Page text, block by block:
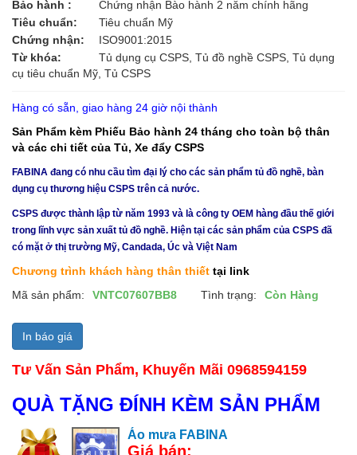
Bảo hành :
Chứng nhận Bào hành 2 năm chính hãng
Tiêu chuẩn:
Tiêu chuẩn Mỹ
Chứng nhận:
ISO9001:2015
Từ khóa:
Tủ dụng cụ CSPS, Tủ đồ nghề CSPS, Tủ dụng
cụ tiêu chuẩn Mỹ, Tủ CSPS
Hàng có sẵn, giao hàng 24 giờ nội thành
Sản Phẩm kèm Phiếu Bảo hành 24 tháng cho toàn bộ thân
và các chi tiết của Tủ, Xe đẩy CSPS
FABINA đang có nhu cầu tìm đại lý cho các sản phẩm tủ đồ nghề, bàn
dụng cụ thương hiệu CSPS trên cả nước.
CSPS được thành lập từ năm 1993 và là công ty OEM hàng đầu thế giới
trong lĩnh vực sản xuất tủ đồ nghề. Hiện tại các sản phẩm của CSPS đã
có mặt ở thị trường Mỹ, Candada, Úc và Việt Nam
Chương trình khách hàng thân thiết tại link
Mã sản phẩm:
VNTC07607BB8 Tình trạng: Còn Hàng
In báo giá
Tư Vấn Sản Phẩm, Khuyến Mãi 0968594159
QUÀ TẶNG ĐÍNH KÈM SẢN PHẨM
Áo mưa FABINA
Giá bán: